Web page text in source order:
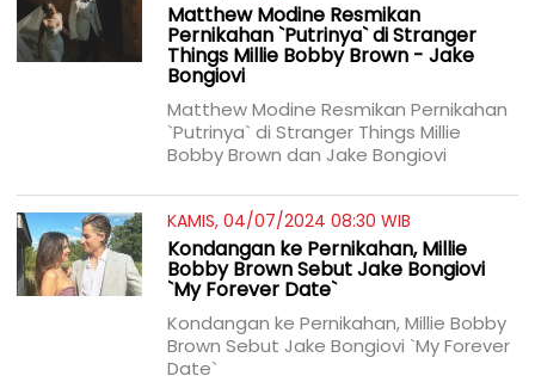
Matthew Modine Resmikan
Pernikahan `Putrinya` di Stranger
Things Millie Bobby Brown - Jake
Bongiovi
Matthew Modine Resmikan Pernikahan
`Putrinya` di Stranger Things Millie
Bobby Brown dan Jake Bongiovi
KAMIS, 04/07/2024 08:30 WIB
Kondangan ke Pernikahan, Millie
Bobby Brown Sebut Jake Bongiovi
`My Forever Date`
Kondangan ke Pernikahan, Millie Bobby
Brown Sebut Jake Bongiovi `My Forever
Date`